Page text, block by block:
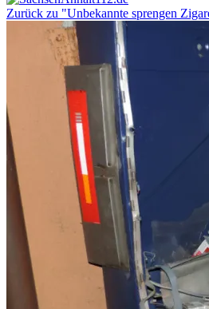
Zurück zu "Unbekannte sprengen